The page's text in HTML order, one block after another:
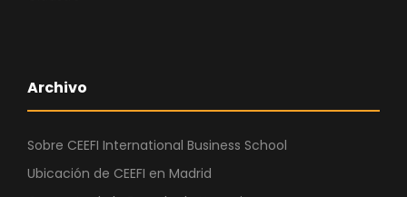
Archivo
Sobre CEEFI International Business School
Ubicación de CEEFI en Madrid